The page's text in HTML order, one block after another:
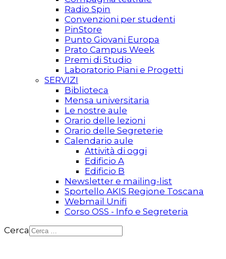
Radio Spin
Convenzioni per studenti
PinStore
Punto Giovani Europa
Prato Campus Week
Premi di Studio
Laboratorio Piani e Progetti
SERVIZI
Biblioteca
Mensa universitaria
Le nostre aule
Orario delle lezioni
Orario delle Segreterie
Calendario aule
Attività di oggi
Edificio A
Edificio B
Newsletter e mailing-list
Sportello AKIS Regione Toscana
Webmail Unifi
Corso OSS - Info e Segreteria
Cerca